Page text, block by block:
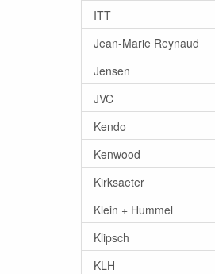
ITT
Jean-Marie Reynaud
Jensen
JVC
Kendo
Kenwood
Kirksaeter
Klein + Hummel
Klipsch
KLH